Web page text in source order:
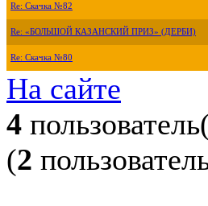
Re: Скачка №82
Re: «БОЛЬШОЙ КАЗАНСКИЙ ПРИЗ» (ДЕРБИ)
Re: Скачка №80
На сайте
4
(2